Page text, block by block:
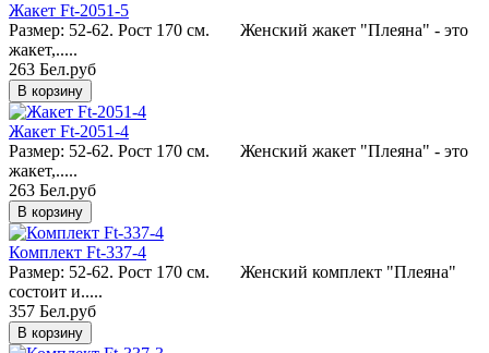
Жакет Ft-2051-5
Размер: 52-62. Рост 170 см. Женский жакет "Плеяна" - это
жакет,.....
263 Бел.руб
Жакет Ft-2051-4
Размер: 52-62. Рост 170 см. Женский жакет "Плеяна" - это
жакет,.....
263 Бел.руб
Комплект Ft-337-4
Размер: 52-62. Рост 170 см. Женский комплект "Плеяна"
состоит и.....
357 Бел.руб